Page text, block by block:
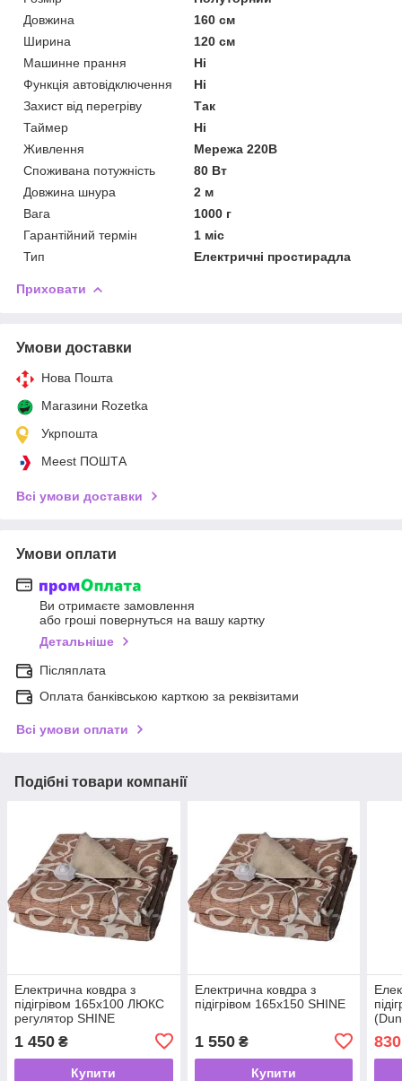
Довжина
160 см
Ширина
120 см
Машинне прання
Ні
Функція автовідключення
Ні
Захист від перегріву
Так
Таймер
Ні
Живлення
Мережа 220В
Споживана потужність
80 Вт
Довжина шнура
2 м
Вага
1000 г
Гарантійний термін
1 міс
Тип
Електричні простирадла
Приховати
Умови доставки
Нова Пошта
Магазини Rozetka
Укрпошта
Meest ПОШТА
Всі умови доставки
Умови оплати
Ви отримаєте замовлення
або гроші повернуться на вашу картку
Детальніше
Післяплата
Оплата банківською карткою за реквізитами
Всі умови оплати
Подібні товари компанії
Електрична ковдра з
підігрівом 165х100 ЛЮКС
регулятор SHINE
1 450 ₴
Купити
Електрична ковдра з
підігрівом 165х150 SHINE
1 550₴
Купити
830